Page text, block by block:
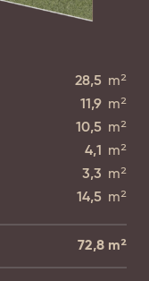
28,5 m²
11,9 m²
10,5 m²
4,1 m²
3,3 m²
14,5 m²
72,8 m²